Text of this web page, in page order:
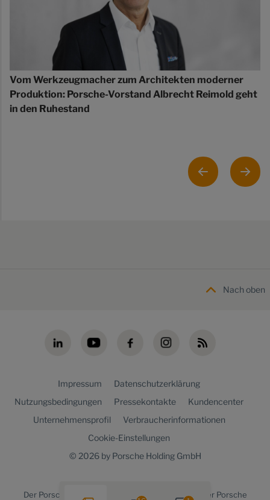
Vom Werkzeugmacher zum Architekten moderner
Produktion: Porsche-Vorstand Albrecht Reimold geht
in den Ruhestand
Nach oben
Impressum
Datenschutzerklärung
Nutzungsbedingungen
Pressekontakte
Kundencenter
Unternehmensprofil
Verbraucherinformationen
Cookie-Einstellungen
© 2026 by Porsche Holding GmbH
Der Porsche Holding newsroomist ein Angebot der Porsche